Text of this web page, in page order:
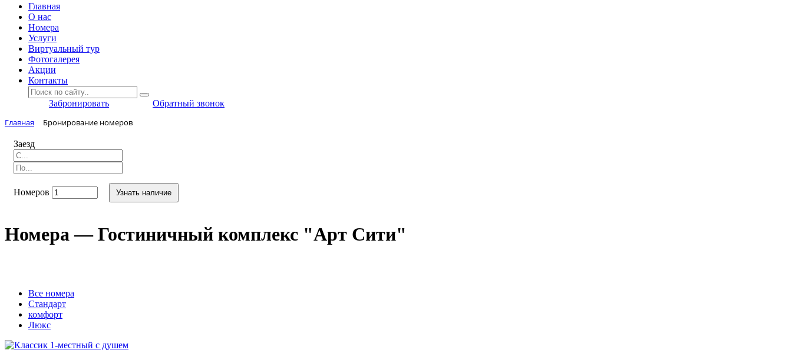
Главная
O нас
Номера
Услуги
Виртуальный тур
Фотогалерея
Акции
Контакты
Забронировать Обратный звонок
Главная Бронирование номеров
Заезд
Номеров Узнать наличие
Номера — Гостиничный комплекс "Арт Сити"
Вcе номера
Стандарт
комфорт
Люкс